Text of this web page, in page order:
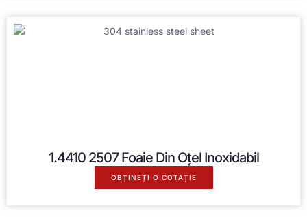
1.4410 2507 Foaie Din Oțel Inoxidabil
OBȚINEȚI O COTAȚIE